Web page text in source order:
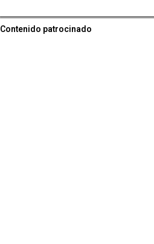
Contenido patrocinado